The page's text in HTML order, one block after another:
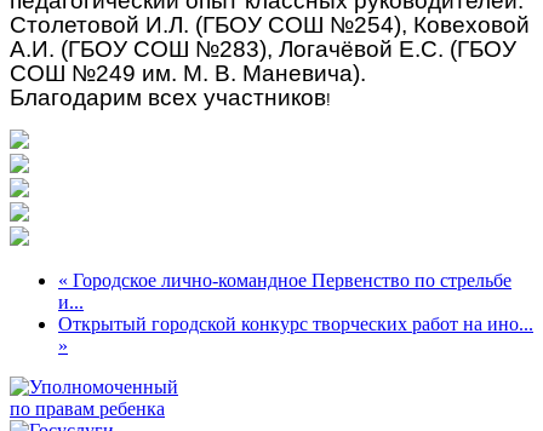
Столетовой И.Л. (ГБОУ СОШ №254), Ковеховой
А.И. (ГБОУ СОШ №283), Логачёвой Е.С. (ГБОУ
СОШ №249 им. М. В. Маневича).
Благодарим всех участников!
« Городское лично-командное Первенство по стрельбе
и...
Открытый городской конкурс творческих работ на ино...
»